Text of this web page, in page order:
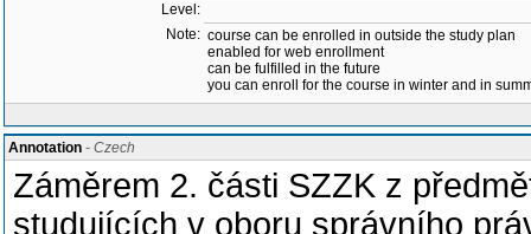
Level:
Note: course can be enrolled in outside the study plan
enabled for web enrollment
can be fulfilled in the future
you can enroll for the course in winter and in
Annotation - Czech
Záměrem 2. části SZZK z
studujících v oboru správního